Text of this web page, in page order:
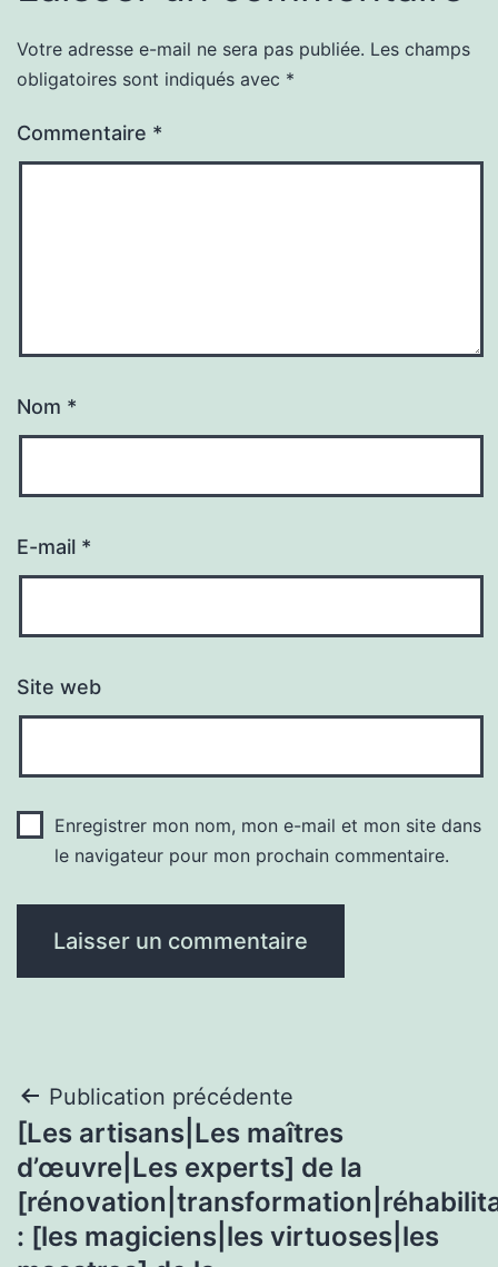
Votre adresse e-mail ne sera pas publiée. Les champs
obligatoires sont indiqués avec *
Commentaire *
Nom *
E-mail *
Site web
Enregistrer mon nom, mon e-mail et mon site dans
le navigateur pour mon prochain commentaire.
Navigation
de
l’article
Publication précédente
[Les artisans|Les maîtres
d’œuvre|Les experts] de la
: [les magiciens|les virtuoses|les